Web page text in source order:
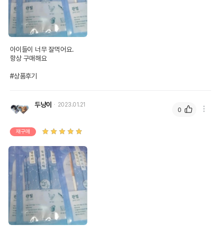
아이들이 너무 잘먹어요.
항상 구매해요
#상품후기
두냥이 2023.01.21
재구매
0